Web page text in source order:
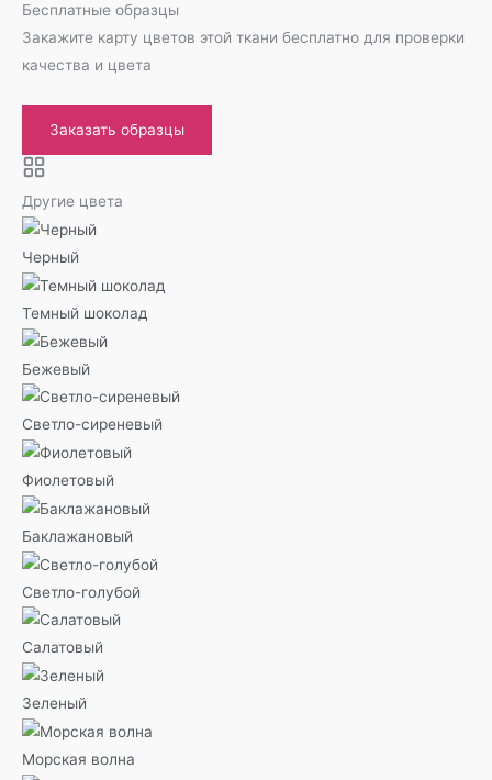
Бесплатные образцы
Закажите карту цветов этой ткани бесплатно для проверки
качества и цвета
Заказать образцы
Другие цвета
Черный
Темный шоколад
Бежевый
Светло-сиреневый
Фиолетовый
Баклажановый
Светло-голубой
Салатовый
Зеленый
Морская волна